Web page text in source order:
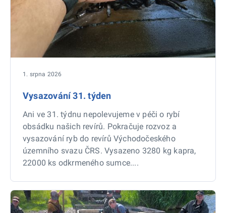
1. srpna 2026
Vysazování 31. týden
Ani ve 31. týdnu nepolevujeme v péči o rybí
obsádku našich revírů. Pokračuje rozvoz a
vysazování ryb do revírů Východočeského
územního svazu ČRS. Vysazeno 3280 kg kapra,
22000 ks odkrmeného sumce....